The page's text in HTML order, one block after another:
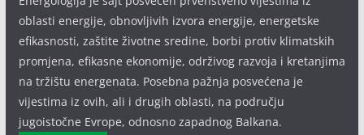
oblasti energije, obnovljivih izvora energije, energetske
efikasnosti, zaštite životne sredine, borbi protiv klimatskih
promjena, efikasne ekonomije, održivog razvoja i kretanjima
na tržištu energenata. Posebna pažnja posvećena je
vijestima iz ovih, ali i drugih oblasti, na području
jugoistočne Evrope, odnosno zapadnog Balkana.